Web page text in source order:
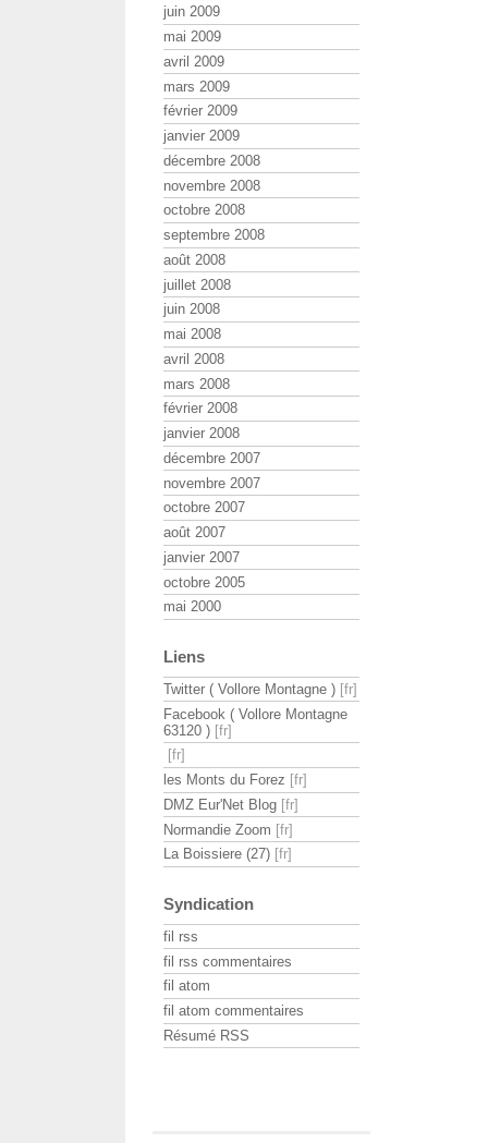
juin 2009
mai 2009
avril 2009
mars 2009
février 2009
janvier 2009
décembre 2008
novembre 2008
octobre 2008
septembre 2008
août 2008
juillet 2008
juin 2008
mai 2008
avril 2008
mars 2008
février 2008
janvier 2008
décembre 2007
novembre 2007
octobre 2007
août 2007
janvier 2007
octobre 2005
mai 2000
Liens
Twitter ( Vollore Montagne )
Facebook ( Vollore Montagne
63120 )
les Monts du Forez
DMZ Eur'Net Blog
Normandie Zoom
La Boissiere (27)
Syndication
fil rss
fil rss commentaires
fil atom
fil atom commentaires
Résumé RSS